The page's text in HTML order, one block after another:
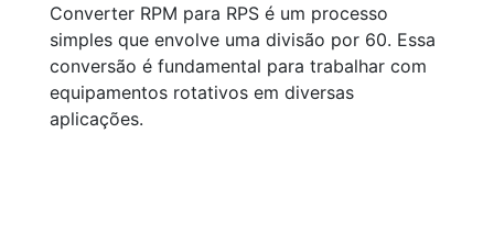
Converter RPM para RPS é um processo
simples que envolve uma divisão por 60. Essa
conversão é fundamental para trabalhar com
equipamentos rotativos em diversas
aplicações.